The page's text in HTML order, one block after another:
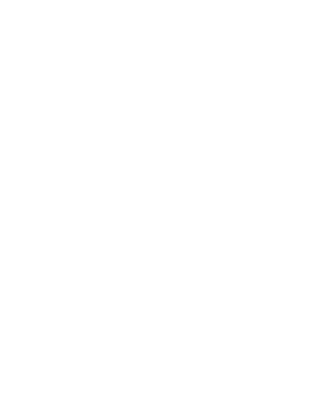
в материале «Победы26».